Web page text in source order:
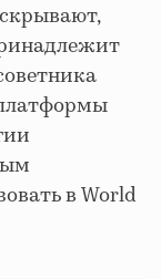
в World